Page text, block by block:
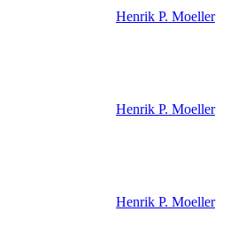
Henrik P. Moeller
Henrik P. Moeller
Henrik P. Moeller